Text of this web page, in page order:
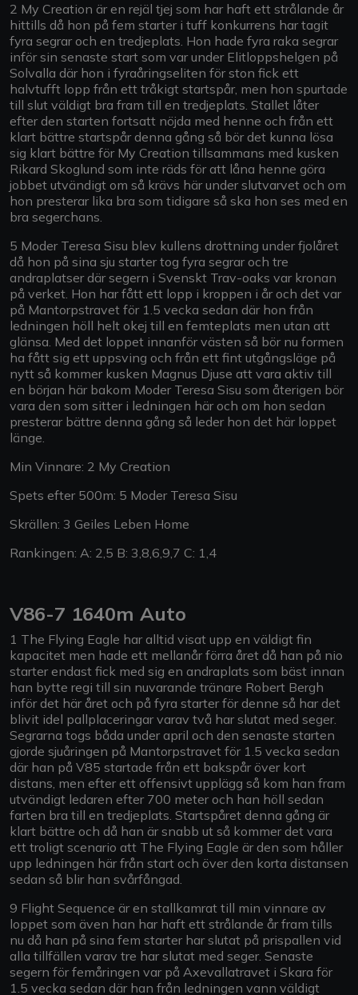
2 My Creation är en rejäl tjej som har haft ett strålande år
hittills då hon på fem starter i tuff konkurrens har tagit
fyra segrar och en tredjeplats. Hon hade fyra raka segrar
inför sin senaste start som var under Elitloppshelgen på
Solvalla där hon i fyraåringseliten för ston fick ett
halvtufft lopp från ett tråkigt startspår, men hon spurtade
till slut väldigt bra fram till en tredjeplats. Stallet låter
efter den starten fortsatt nöjda med henne och från ett
klart bättre startspår denna gång så bör det kunna lösa
sig klart bättre för My Creation tillsammans med kusken
Rikard Skoglund som inte räds för att låna henne göra
jobbet utvändigt om så krävs här under slutvarvet och om
hon presterar lika bra som tidigare så ska hon ses med en
bra segerchans.
5 Moder Teresa Sisu blev kullens drottning under fjolåret
då hon på sina sju starter tog fyra segrar och tre
andraplatser där segern i Svenskt Trav-oaks var kronan
på verket. Hon har fått ett lopp i kroppen i år och det var
på Mantorpstravet för 1.5 vecka sedan där hon från
ledningen höll helt okej till en femteplats men utan att
glänsa. Med det loppet innanför västen så bör nu formen
ha fått sig ett uppsving och från ett fint utgångsläge på
nytt så kommer kusken Magnus Djuse att vara aktiv till
en början här bakom Moder Teresa Sisu som återigen bör
vara den som sitter i ledningen här och om hon sedan
presterar bättre denna gång så leder hon det här loppet
länge.
Min Vinnare: 2 My Creation
Spets efter 500m: 5 Moder Teresa Sisu
Skrällen: 3 Geiles Leben Home
Rankingen: A: 2,5 B: 3,8,6,9,7 C: 1,4
V86-7 1640m Auto
1 The Flying Eagle har alltid visat upp en väldigt fin
kapacitet men hade ett mellanår förra året då han på nio
starter endast fick med sig en andraplats som bäst innan
han bytte regi till sin nuvarande tränare Robert Bergh
inför det här året och på fyra starter för denne så har det
blivit idel pallplaceringar varav två har slutat med seger.
Segrarna togs båda under april och den senaste starten
gjorde sjuåringen på Mantorpstravet för 1.5 vecka sedan
där han på V85 startade från ett bakspår över kort
distans, men efter ett offensivt upplägg så kom han fram
utvändigt ledaren efter 700 meter och han höll sedan
farten bra till en tredjeplats. Startspåret denna gång är
klart bättre och då han är snabb ut så kommer det vara
ett troligt scenario att The Flying Eagle är den som håller
upp ledningen här från start och över den korta distansen
sedan så blir han svårfångad.
9 Flight Sequence är en stallkamrat till min vinnare av
loppet som även han har haft ett strålande år fram tills
nu då han på sina fem starter har slutat på prispallen vid
alla tillfällen varav tre har slutat med seger. Senaste
segern för femåringen var på Axevallatravet i Skara för
1.5 vecka sedan där han från ledningen vann väldigt